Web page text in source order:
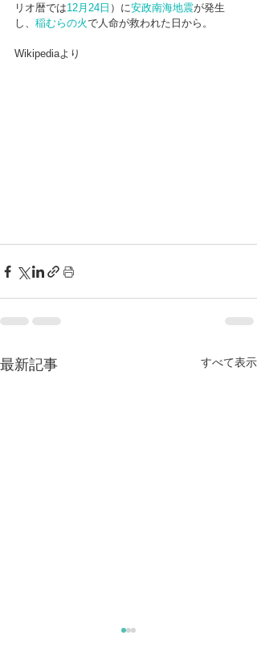
リオ暦では12月24日 ）に安政南海地震が発生
し、 稲むらの火で人命が救われた日から。
Wikipediaより
最新記事 すべて表示